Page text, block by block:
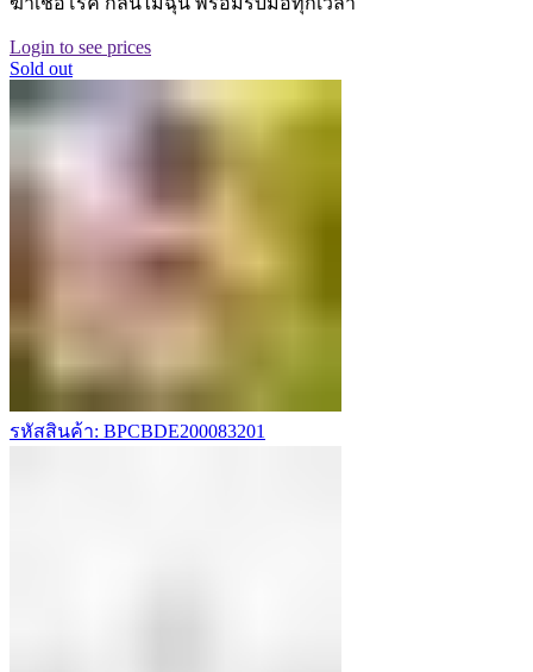
Login to see prices
Sold out
รหัสสินค้า: BPCBDE200083201